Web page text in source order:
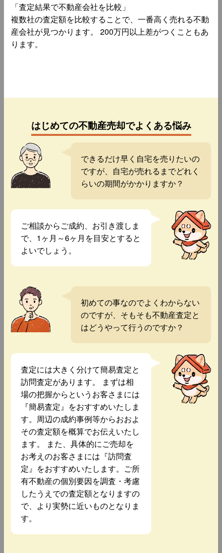
「査定結果で不動産会社を比較」
複数社の査定額を比較することで、一番高く売れる不動
産会社が見つかります。 200万円以上差がつくこともあ
ります。
はじめての不動産売却でよくある悩み
できるだけ早く自宅を売りたいの
ですが、自宅が売れるまでどれく
らいの期間がかかりますか？
ご相談からご成約、お引き渡しま
で、1ヶ月～6ヶ月を目安とすると
よいでしょう。
初めての事なのでよくわからない
のですが、そもそも不動産査定と
はどうやって行うのですか？
査定には大きく分けて簡易査定と
訪問査定があります。 まずは相
場の把握からというお客さまには
『簡易査定』をおすすめいたしま
す。周辺の成約事例等からおおよ
その査定額を概算でお伝えいたし
ます。 また、具体的にご売却を
お考えのお客さまには『訪問査
定』をおすすめいたします。ご所
有不動産の個別要因を調査・考慮
したうえでの査定額となりますの
で、より実勢に近いものとなりま
す。